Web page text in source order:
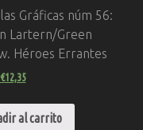
Gráficas núm 56:
Lartern/Green
Héroes Errantes
€12,35
al carrito